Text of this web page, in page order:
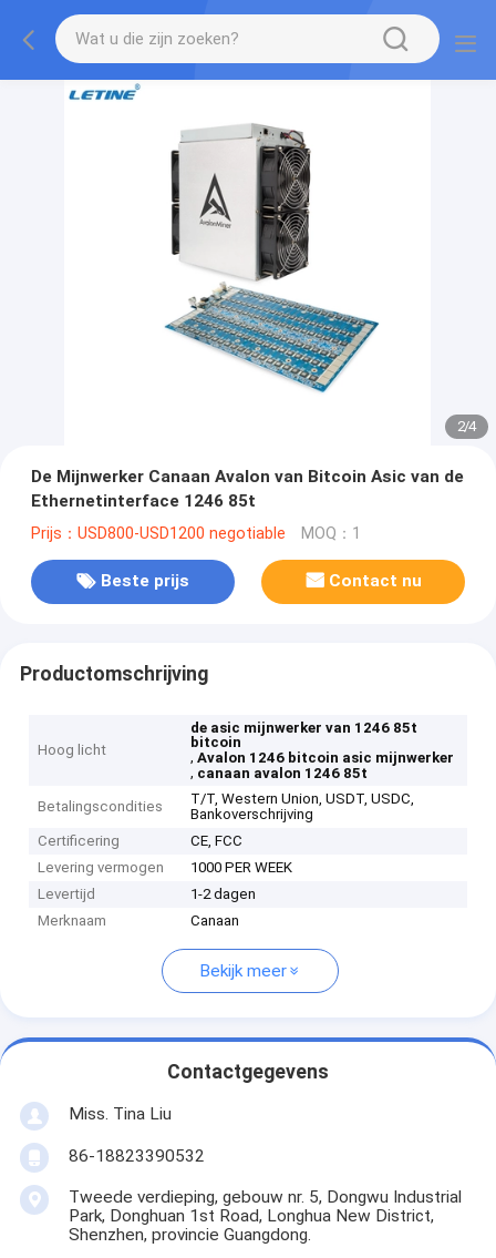
2/4
De Mijnwerker Canaan Avalon van Bitcoin Asic van de
Ethernetinterface 1246 85t
Prijs：USD800-USD1200 negotiable MOQ：1
Beste prijs Contact nu
Productomschrijving
Hoog licht
de asic mijnwerker van 1246 85t
bitcoin
,Avalon 1246 bitcoin asic mijnwerker
, canaan avalon 1246 85t
Betalingscondities
T/T, Western Union, USDT, USDC,
Bankoverschrijving
Certificering
CE, FCC
Levering vermogen
1000 PER WEEK
Levertijd
1-2 dagen
Merknaam
Canaan
Bekijk meer
Contactgegevens
Miss. Tina Liu
86-18823390532
Tweede verdieping, gebouw nr. 5, Dongwu Industrial
Park, Donghuan 1st Road, Longhua New District,
Shenzhen, provincie Guangdong.